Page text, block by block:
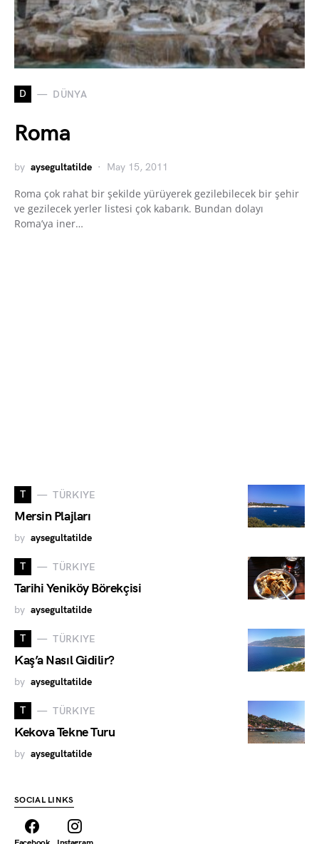
D DÜNYA
Roma
by aysegultatilde May 15, 2011
Roma çok rahat bir şekilde yürüyerek gezilebilecek bir şehir
ve gezilecek yerler listesi çok kabarık. Bundan dolayı
Roma’ya iner…
T TÜRKIYE
Mersin Plajları
by aysegultatilde
T TÜRKIYE
Tarihi Yeniköy Börekçisi
by aysegultatilde
T TÜRKIYE
Kaş’a Nasıl Gidilir?
by aysegultatilde
T TÜRKIYE
Kekova Tekne Turu
by aysegultatilde
SOCIAL LINKS